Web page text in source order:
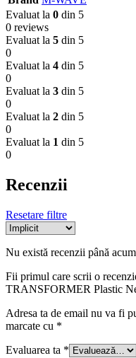
Evaluat la 0 din 5
0 reviews
Evaluat la 5 din 5
0
Evaluat la 4 din 5
0
Evaluat la 3 din 5
0
Evaluat la 2 din 5
0
Evaluat la 1 din 5
0
Recenzii
Resetare filtre
Nu există recenzii până
Fii primul care scrii o
TRANSFORMER Plastic
Adresa ta de email nu va fi
marcate cu *
Evaluarea ta *